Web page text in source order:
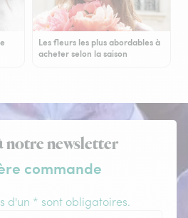
Les fleurs les plus abordables à
acheter selon la saison
notre newsletter
commande
d'un * sont obligatoires.